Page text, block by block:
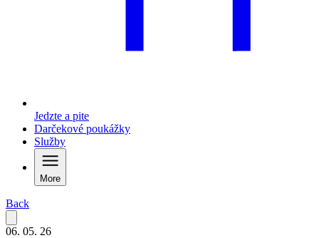
Jedzte a pite
Darčekové poukážky
Služby
More
Back
06. 05. 26